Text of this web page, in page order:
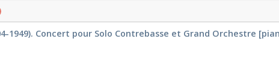
1949). Concert pour Solo Contrebasse et Grand Orchestre